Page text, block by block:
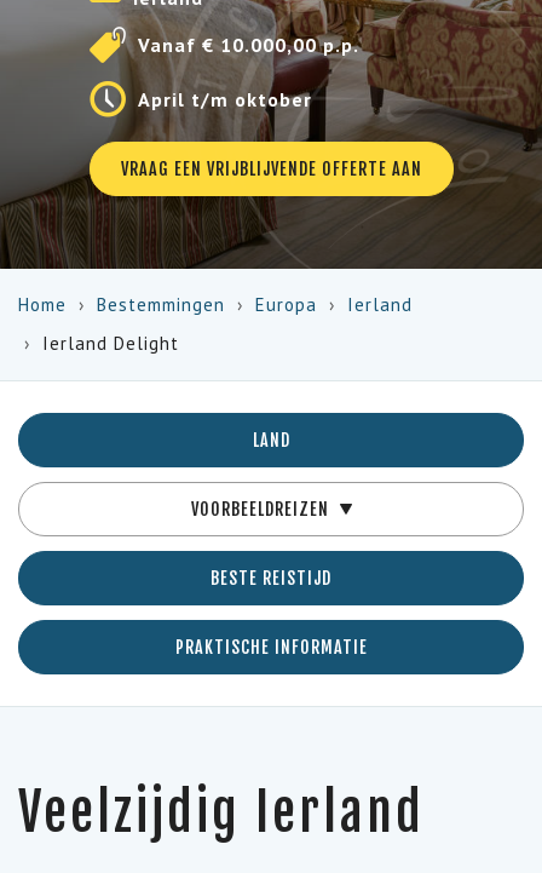
Vanaf € 10.000,00 p.p.
April t/m oktober
VRAAG EEN VRIJBLIJVENDE OFFERTE AAN
Home Bestemmingen Europa
Ierland
Ierland Delight
LAND
VOORBEELDREIZEN
BESTE REISTIJD
PRAKTISCHE INFORMATIE
Veelzijdig Ierland